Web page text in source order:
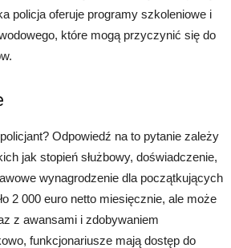
policja oferuje programy szkoleniowe i
które mogą przyczynić się do
Odpowiedź na to pytanie zależy
jak stopień służbowy, doświadczenie,
wynagrodzenie dla początkujących
2 000 euro netto miesięcznie, ale może
z awansami i zdobywaniem
funkcjonariusze mają dostęp do